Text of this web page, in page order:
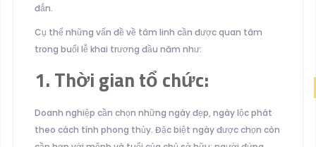
đắn.
Cụ thể những vấn đề về tâm linh cần được quan tâm
trong buổi lễ khai trương đầu năm như:
1. Thời gian tổ chức:
Doanh nghiệp cần chọn những ngày đẹp, ngày lộc phát
theo cách tính phong thủy. Đặc biệt ngày được chọn còn